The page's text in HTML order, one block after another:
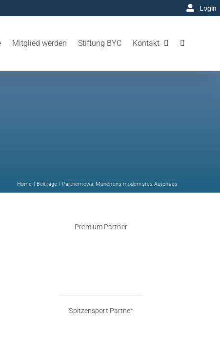
Login
Mitglied werden Stiftung BYC Kontakt
Home Beiträge Partnernews: Münchens modernstes Autohaus
Premium Partner
Spitzensport Partner